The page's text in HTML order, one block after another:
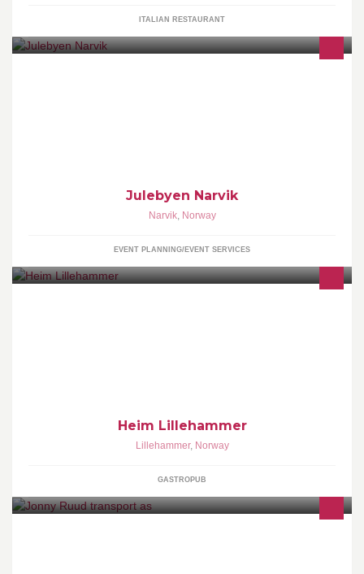
ITALIAN RESTAURANT
Julebyen Narvik
Narvik, Norway
EVENT PLANNING/EVENT SERVICES
Heim Lillehammer
Lillehammer, Norway
GASTROPUB